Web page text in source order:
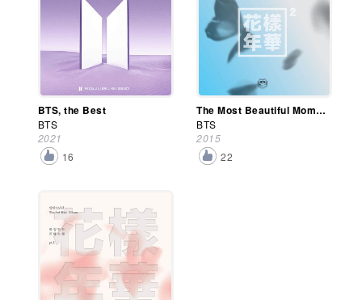
BTS, the Best
BTS
2021
16
The Most Beautiful Moment In Life, Part 2
BTS
2015
22